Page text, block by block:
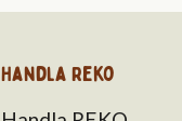
Handla Reko